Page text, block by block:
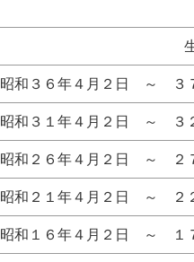
昭和３６年４月２日 ～ ３
昭和３１年４月２日 ～ ３
昭和２６年４月２日 ～ ２
昭和２１年４月２日 ～ ２
昭和１６年４月２日 ～ １